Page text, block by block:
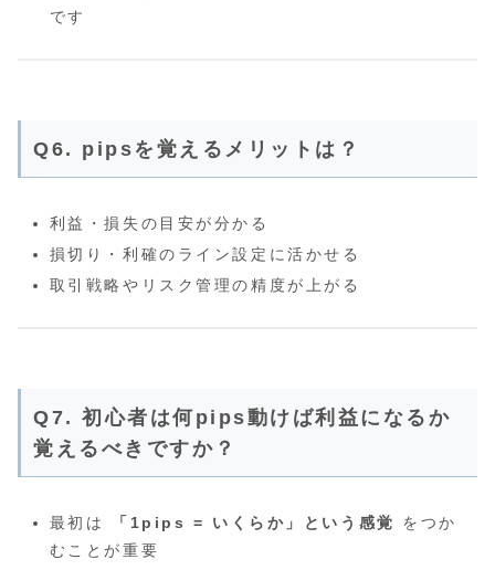
です
Q6. pipsを覚えるメリットは？
利益・損失の目安が分かる
損切り・利確のライン設定に活かせる
取引戦略やリスク管理の精度が上がる
Q7. 初心者は何pips動けば利益になるか
覚えるべきですか？
最初は 「1pips = いくらか」という感覚
をつか
むことが重要